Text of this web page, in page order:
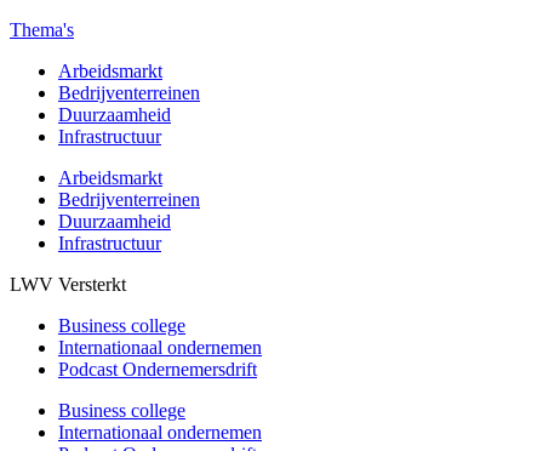
Thema's
Arbeidsmarkt
Bedrijventerreinen
Duurzaamheid
Infrastructuur
Arbeidsmarkt
Bedrijventerreinen
Duurzaamheid
Infrastructuur
LWV Versterkt
Business college
Internationaal ondernemen
Podcast Ondernemersdrift
Business college
Internationaal ondernemen